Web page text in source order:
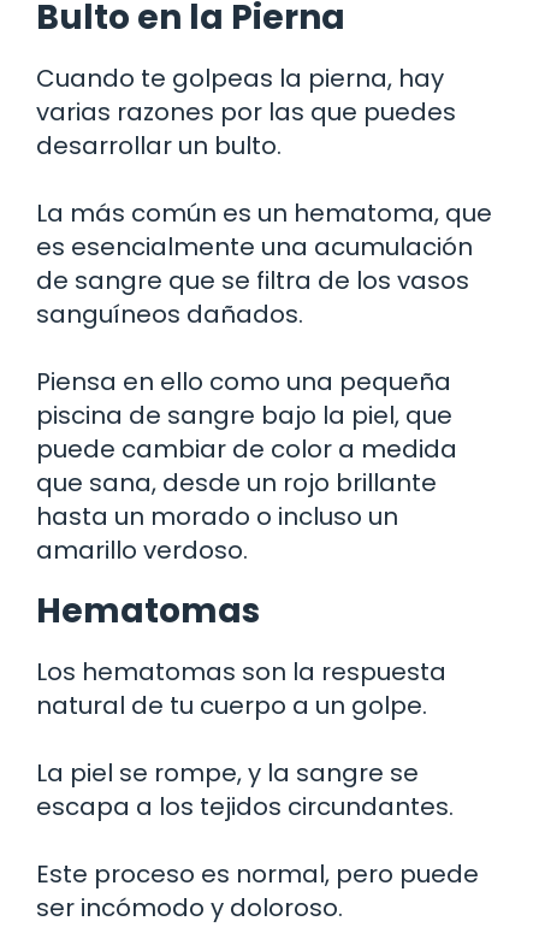
Bulto en la Pierna
Cuando te golpeas la pierna, hay
varias razones por las que puedes
desarrollar un bulto.
La más común es un hematoma, que
es esencialmente una acumulación
de sangre que se filtra de los vasos
sanguíneos dañados.
Piensa en ello como una pequeña
piscina de sangre bajo la piel, que
puede cambiar de color a medida
que sana, desde un rojo brillante
hasta un morado o incluso un
amarillo verdoso.
Hematomas
Los hematomas son la respuesta
natural de tu cuerpo a un golpe.
La piel se rompe, y la sangre se
escapa a los tejidos circundantes.
Este proceso es normal, pero puede
ser incómodo y doloroso.